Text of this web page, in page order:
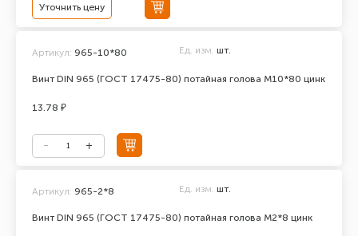
Уточнить цену
Винт DIN 965 (ГОСТ 17475-80) потайная голова М10*80 цинк
Артикул: 965-10*80 Ед. изм. шт.
13.78 ₽
Винт DIN 965 (ГОСТ 17475-80) потайная голова М2*8 цинк
Артикул: 965-2*8 Ед. изм. шт.